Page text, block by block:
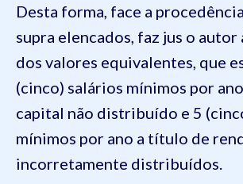
Desta forma, face a
supra elencados, faz jus o autor
dos valores equivalentes, que
(cinco) salários mínimos por
capital não distribuído e 5
mínimos por ano a título de
incorretamente distribuídos.